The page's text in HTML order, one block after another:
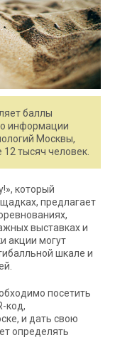
баллы
информации
Москвы,
тысяч человек.
который
предлагает
выставках и
акции могут
шкале и
посетить
код,
и дать свою
определять